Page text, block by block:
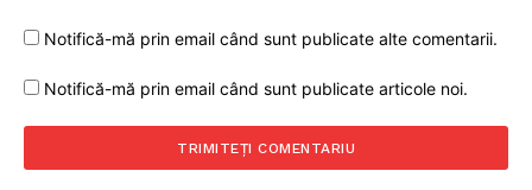
Notifică-mă prin email când sunt publicate alte comentarii.
Notifică-mă prin email când sunt publicate articole noi.